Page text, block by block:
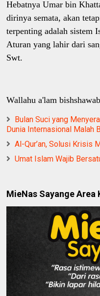
Hebatnya Umar bin
dirinya semata, akan
terpenting adalah sistem
Aturan yang lahir dari
Swt.
Wallahu a'lam bishshawab
Bulan Suci yang
Dunia Internasional Malah
Al-Qur’an, Solusi Krisis
Umat Islam Wajib
MieNas Sayange Area